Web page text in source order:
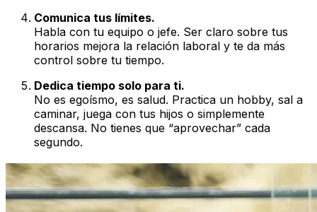
Comunica tus límites.
Habla con tu equipo o jefe. Ser claro sobre tus
horarios mejora la relación laboral y te da más
control sobre tu tiempo.
Dedica tiempo solo para ti.
No es egoísmo, es salud. Practica un hobby, sal a
caminar, juega con tus hijos o simplemente
descansa. No tienes que “aprovechar” cada
segundo.